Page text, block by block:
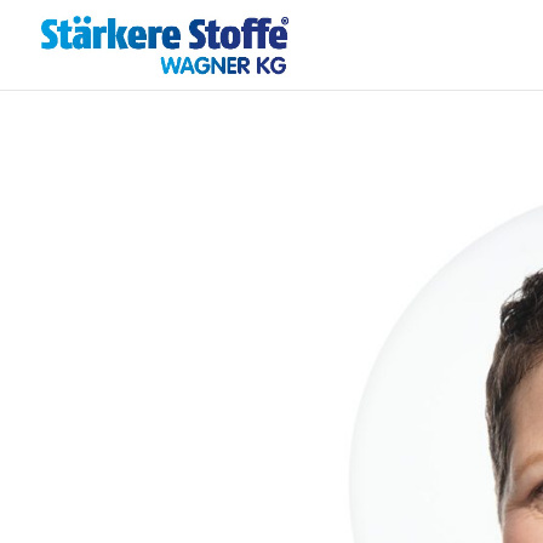
.reg { font-size: 0.7em; position: relative; top: -0.4em; }